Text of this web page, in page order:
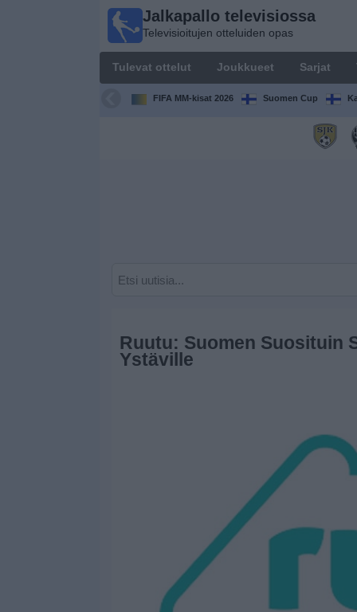
Jalkapallo televisiossa
Televisioitujen otteluiden opas
Tulevat ottelut Joukkueet Sarjat
FIFA MM-kisat 2026 Suomen Cup
Ruutu: Suomen Suosituin
Ystäville
Jalkapallo
televisiossa
Televisioitujen
otteluiden opas